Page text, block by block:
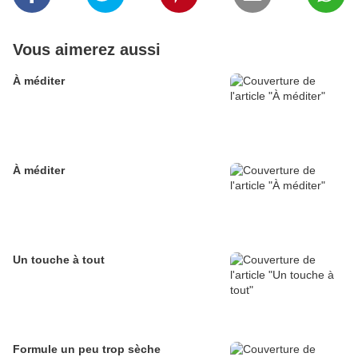
Vous aimerez aussi
À méditer
À méditer
Un touche à tout
Formule un peu trop sèche